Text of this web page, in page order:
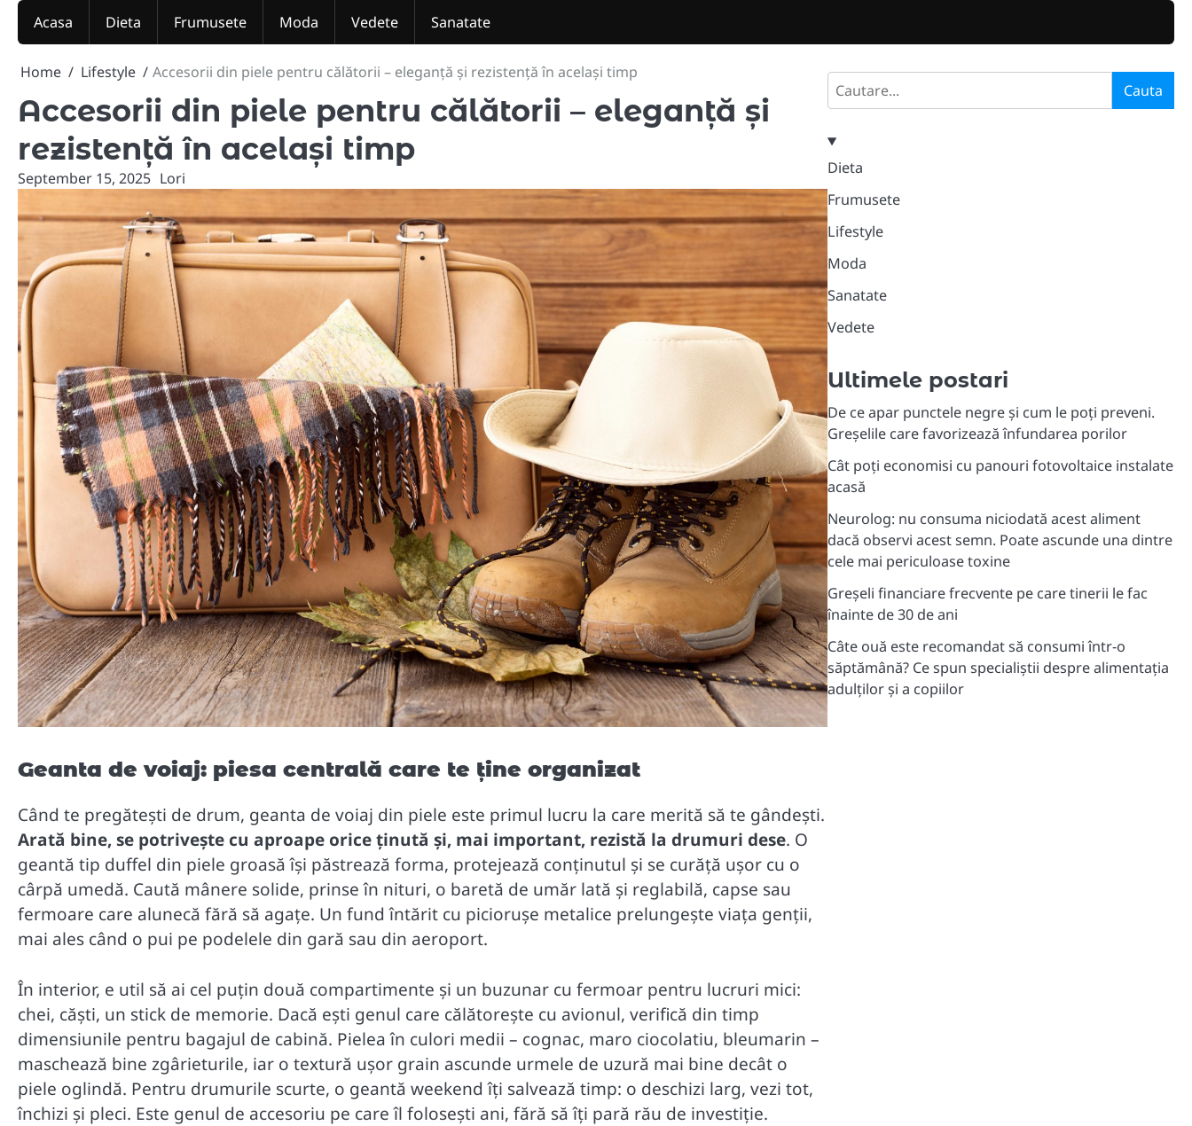
Skip
Acasa Dieta Frumusete Moda Vedete Sanatate
Home Lifestyle Accesorii din piele pentru călătorii – eleganță și rezistență în același timp
Accesorii din piele pentru călătorii – eleganță și
rezistență în același timp
September 15, 2025 Lori
Geanta de voiaj: piesa centrală care te ține organizat
Când te pregătești de drum, geanta de voiaj din piele este primul lucru la care merită să te gândești.
Arată bine, se potrivește cu aproape orice ținută și, mai important, rezistă la drumuri dese. O
geantă tip duffel din piele groasă își păstrează forma, protejează conținutul și se curăță ușor cu o
cârpă umedă. Caută mânere solide, prinse în nituri, o baretă de umăr lată și reglabilă, capse sau
fermoare care alunecă fără să agațe. Un fund întărit cu piciorușe metalice prelungește viața genții,
mai ales când o pui pe podelele din gară sau din aeroport.
În interior, e util să ai cel puțin două compartimente și un buzunar cu fermoar pentru lucruri mici:
chei, căști, un stick de memorie. Dacă ești genul care călătorește cu avionul, verifică din timp
dimensiunile pentru bagajul de cabină. Pielea în culori medii – cognac, maro ciocolatiu, bleumarin –
maschează bine zgârieturile, iar o textură ușor grain ascunde urmele de uzură mai bine decât o
piele oglindă. Pentru drumurile scurte, o geantă weekend îți salvează timp: o deschizi larg, vezi tot,
închizi și pleci. Este genul de accesoriu pe care îl folosești ani, fără să îți pară rău de investiție.
Search Cauta
Dieta
Frumusete
Lifestyle
Moda
Sanatate
Vedete
Ultimele postari
De ce apar punctele negre și cum le poți preveni.
Greșelile care favorizează înfundarea porilor
Cât poți economisi cu panouri fotovoltaice instalate
acasă
Neurolog: nu consuma niciodată acest aliment
dacă observi acest semn. Poate ascunde una dintre
cele mai periculoase toxine
Greșeli financiare frecvente pe care tinerii le fac
înainte de 30 de ani
Câte ouă este recomandat să consumi într-o
săptămână? Ce spun specialiștii despre alimentația
adulților și a copiilor